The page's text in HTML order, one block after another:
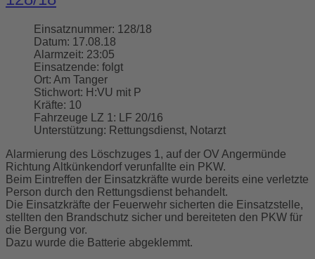
Einsatznummer: 128/18
Datum: 17.08.18
Alarmzeit: 23:05
Einsatzende: folgt
Ort: Am Tanger
Stichwort: H:VU mit P
Kräfte: 10
Fahrzeuge LZ 1:
LF 20/16
Unterstützung: Rettungsdienst, Notarzt
Alarmierung des Löschzuges 1, auf der OV Angermünde
Richtung Altkünkendorf verunfallte ein PKW.
Beim Eintreffen der Einsatzkräfte wurde bereits eine verletzte
Person durch den Rettungsdienst behandelt.
Die Einsatzkräfte der Feuerwehr sicherten die Einsatzstelle,
stellten den Brandschutz sicher und bereiteten den PKW für
die Bergung vor.
Dazu wurde die Batterie abgeklemmt.